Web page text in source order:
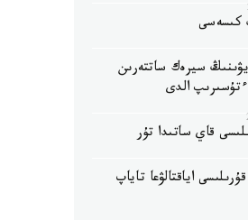
كىسەسى
سيرەك ساتتەرىن
ءتۇسىرىپ الدى
قاي ساتىدا تۇر
اياقتالۋعا تاياپ